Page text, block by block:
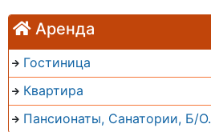
Аренда
Гостиница
Квартира
Пансионаты, Санатории, Б/О.